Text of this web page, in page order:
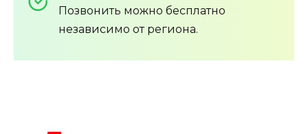
Позвонить можно бесплатно
независимо от региона.